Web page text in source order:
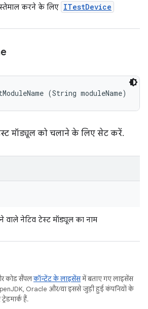
करने के लिए ITestDevice
(String moduleName)
मॉड्यूल को चलाने के लिए सेट करें.
वाले नेटिव टेस्ट मॉड्यूल का नाम
कोड सैंपलकॉन्टेंट के लाइसेंसमें बताए गए लाइसेंस
Oracle और/या इससे जुड़ी हुई कंपनियों के
हैं.